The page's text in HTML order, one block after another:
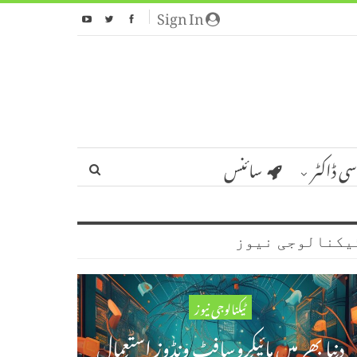
Sign In
ڈاکٹر سائنس
نیوز
ٹیکنالوجی نیوز
دنیا بھر میں مائیکروسافٹ ونڈوز استعمال